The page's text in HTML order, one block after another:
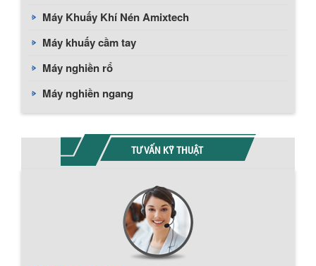
Máy Khuấy Khí Nén Amixtech
Máy khuấy cầm tay
Máy nghiền rổ
Máy nghiền ngang
TƯ VẤN KỸ THUẬT
Chính sách giao hàng